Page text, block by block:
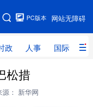
网站无障碍
PC版本
政 人事 国际 财
时政
网评
松措
源： 新华网